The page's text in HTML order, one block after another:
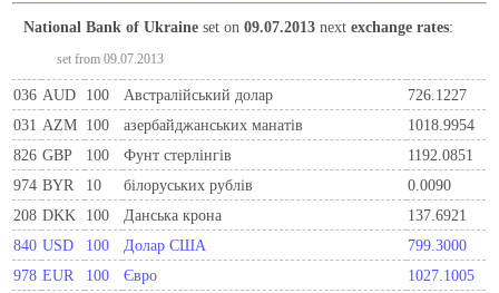
National Bank of Ukraine set on09.07.2013 nextexchange rates:
set from 09.07.2013
036 AUD 100 Австралійський долар
726.1227
031 AZM 100 азербайджанських манатів
1018.9954
826 GBP 100 Фунт стерлінгів
1192.0851
974 BYR 10 білоруських рублів
0.0090
208 DKK 100 Данська крона
137.6921
840 USD 100 Долар США
799.3000
978 EUR 100 Євро
1027.1005